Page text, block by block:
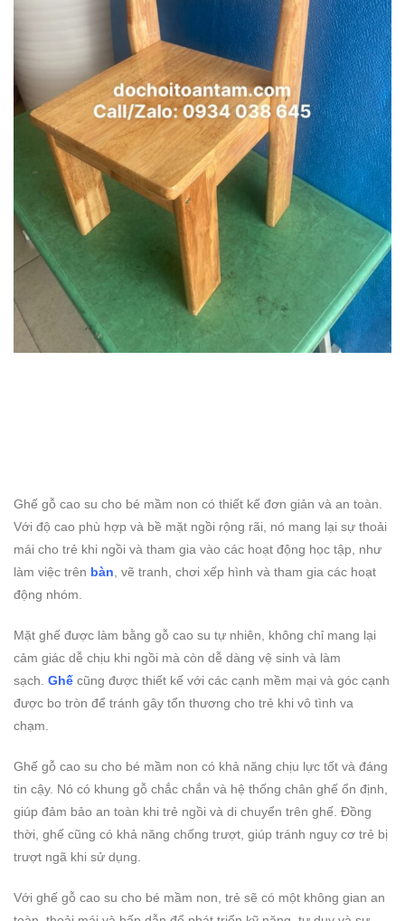
Ghế gỗ cao su cho bé mầm non có thiết kế đơn giản và an toàn.
Với độ cao phù hợp và bề mặt ngồi rộng rãi, nó mang lại sự thoải
mái cho trẻ khi ngồi và tham gia vào các hoạt động học tập, như
làm việc trên bàn , vẽ tranh, chơi xếp hình và tham gia các hoạt
động nhóm.
Mặt ghế được làm bằng gỗ cao su tự nhiên, không chỉ mang lại
cảm giác dễ chịu khi ngồi mà còn dễ dàng vệ sinh và làm
sạch. Ghế cũng được thiết kế với các cạnh mềm mại và góc cạnh
được bo tròn để tránh gây tổn thương cho trẻ khi vô tình va
chạm.
Ghế gỗ cao su cho bé mầm non có khả năng chịu lực tốt và đáng
tin cậy. Nó có khung gỗ chắc chắn và hệ thống chân ghế ổn định,
giúp đảm bảo an toàn khi trẻ ngồi và di chuyển trên ghế. Đồng
thời, ghế cũng có khả năng chống trượt, giúp tránh nguy cơ trẻ bị
trượt ngã khi sử dụng.
Với ghế gỗ cao su cho bé mầm non, trẻ sẽ có một không gian an